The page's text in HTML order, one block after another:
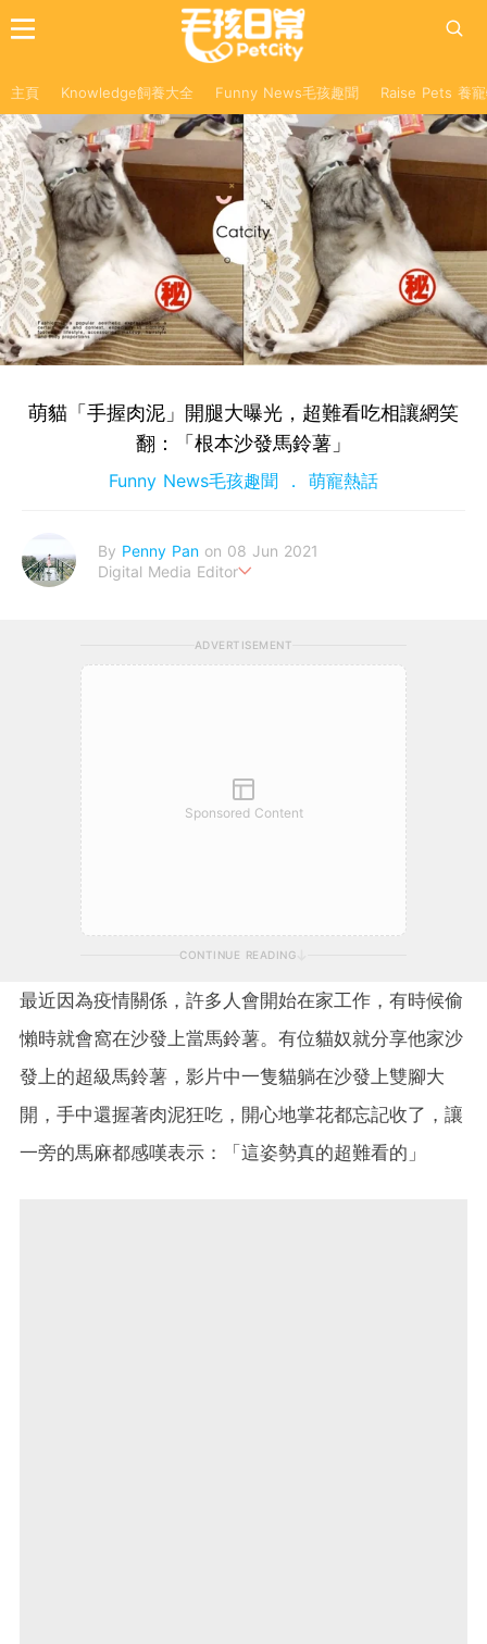
主頁 Knowledge飼養大全 Funny News毛孩趣聞 Raise Pets 養
萌貓「手握肉泥」開腿大曝光，超難看吃相讓網笑
翻：「根本沙發馬鈴薯」
Funny News毛孩趣聞 萌寵熱話
By Penny Pan on 08 Jun 2021
Digital Media Editor
ADVERTISEMENT
Sponsored Content
CONTINUE READING
最近因為疫情關係，許多人會開始在家工作，有時候偷
懶時就會窩在沙發上當馬鈴薯。有位貓奴就分享他家沙
發上的超級馬鈴薯，影片中一隻貓躺在沙發上雙腳大
開，手中還握著肉泥狂吃，開心地掌花都忘記收了，讓
一旁的馬麻都感嘆表示：「這姿勢真的超難看的」